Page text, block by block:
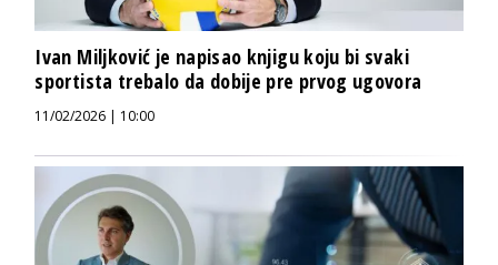
Ivan Miljković je napisao knjigu koju bi svaki
sportista trebalo da dobije pre prvog ugovora
11/02/2026 | 10:00